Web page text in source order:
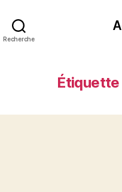
Recherche
Étiquette